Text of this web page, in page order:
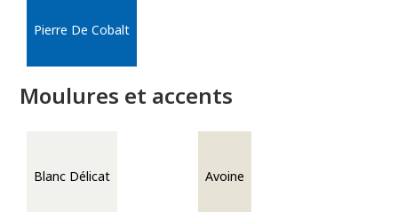
Pierre De Cobalt
Moulures et accents
Blanc Délicat Avoine